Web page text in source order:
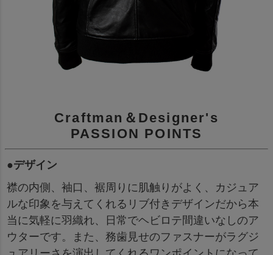
Craftman＆Designer's
PASSION POINTS
●デザイン
襟の内側、袖口、裾周りに肌触りがよく、カジュア
ルな印象を与えてくれるリブ付きデザインだから本
当に気軽に羽織れ、日常でヘビロテ間違いなしのア
ウターです。また、務歯見せのファスナーがラグジ